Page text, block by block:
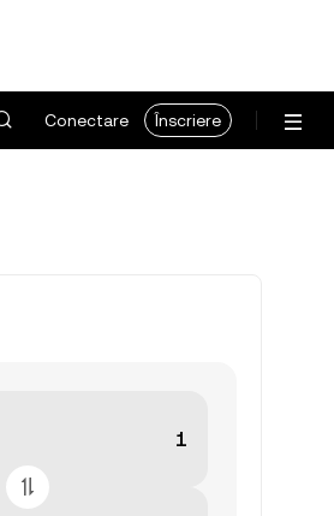
Conectare Înscriere